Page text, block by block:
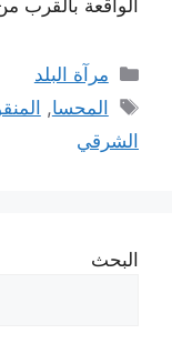
الواقعة بالقرب
التصنيفات
مرآة البلد
الوسوم
المحسا,
الشرقي
البحث